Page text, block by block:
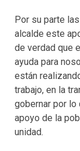
Por su parte
alcalde este
de verdad que
ayuda para
están
trabajo, en la
gobernar por lo
apoyo de la
unidad.